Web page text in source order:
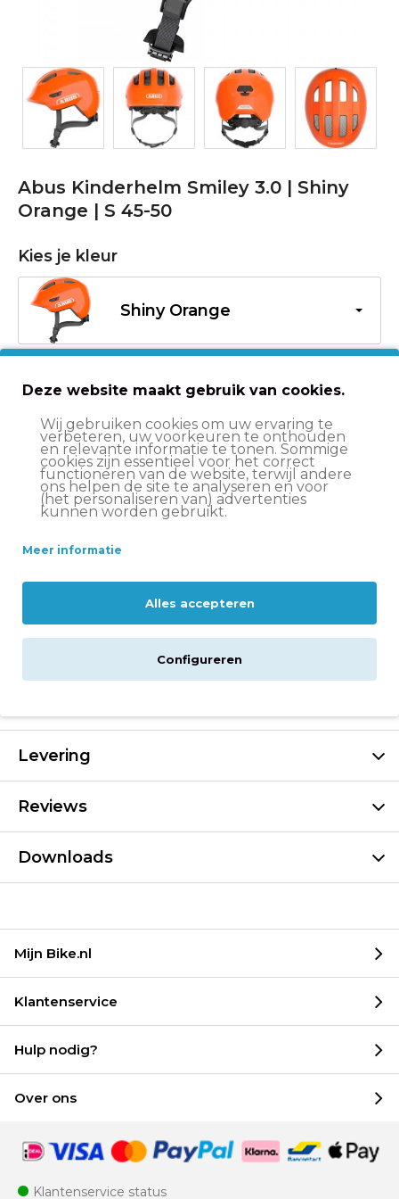
Abus Kinderhelm Smiley 3.0 | Shiny
Orange | S 45-50
Kies je kleur
Shiny Orange
S
€34,95
Levering
Reviews
Downloads
Mijn Bike.nl
Klantenservice
Hulp nodig?
Over ons
Klantenservice status
Deze website maakt gebruik van cookies.
Wij gebruiken cookies om uw ervaring te
verbeteren, uw voorkeuren te onthouden
en relevante informatie te tonen. Sommige
cookies zijn essentieel voor het correct
functioneren van de website, terwijl andere
ons helpen de site te analyseren en voor
(het personaliseren van) advertenties
kunnen worden gebruikt.
Meer informatie
Alles accepteren
Configureren